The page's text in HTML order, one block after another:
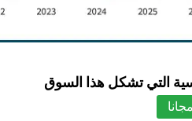
التي تشكل هذا السوق